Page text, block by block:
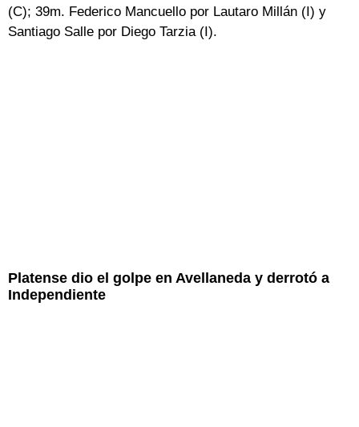
(C); 39m. Federico Mancuello por Lautaro Millán (I) y
Santiago Salle por Diego Tarzia (I).
Platense dio el golpe en Avellaneda y derrotó a
Independiente